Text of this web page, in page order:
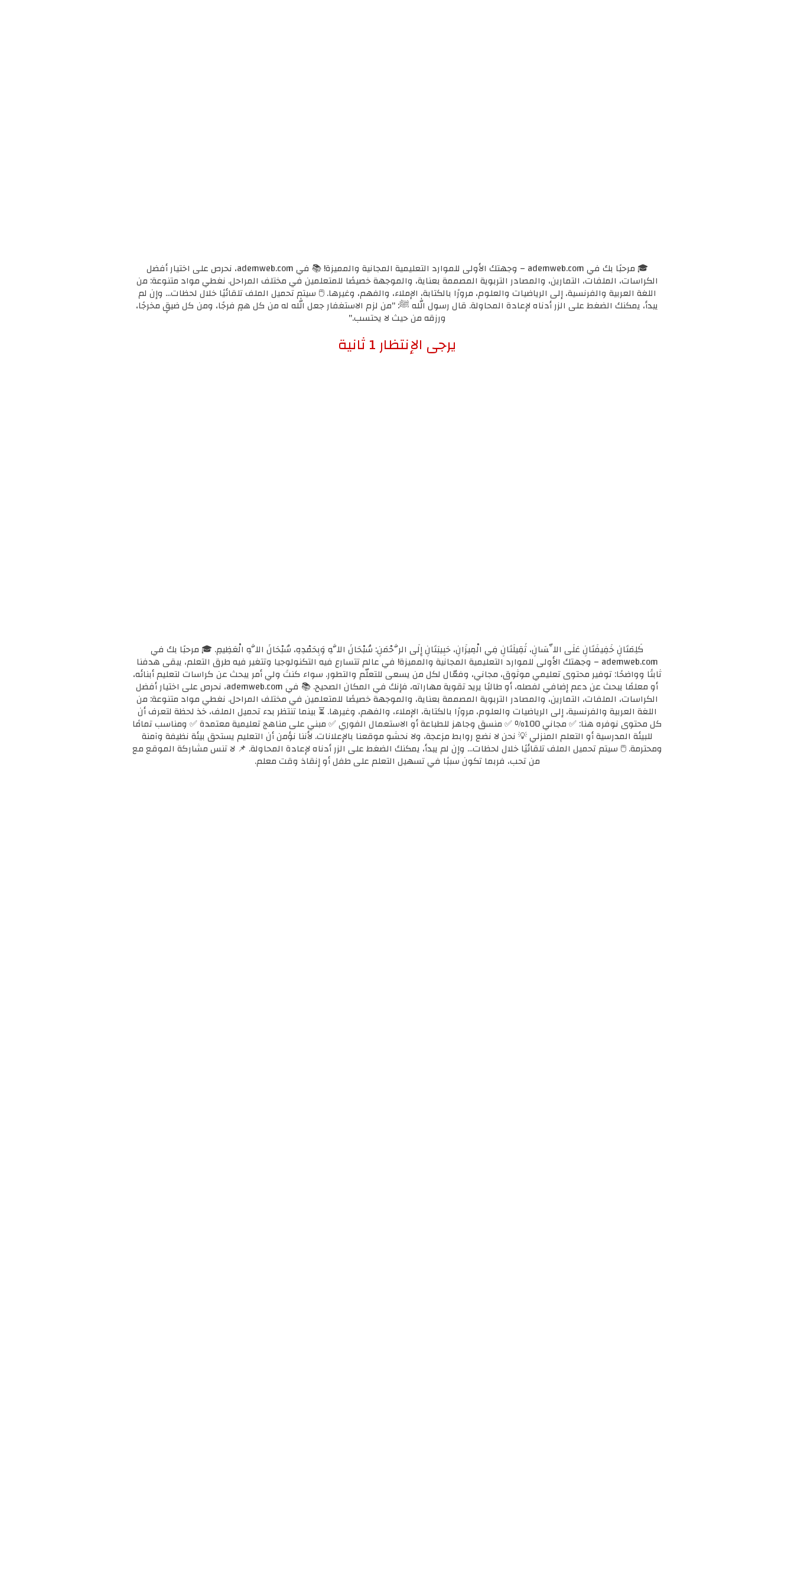
🎓 مرحبًا بك في ademweb.com – وجهتك الأولى للموارد التعليمية المجانية والمميزة! 📚 في ademweb.com، نحرص على اختيار أفضل
الكراسات، الملفات، التمارين، والمصادر التربوية المصممة بعناية، والموجهة خصيصًا للمتعلمين في مختلف المراحل. نغطي مواد متنوعة: من
اللغة العربية والفرنسية، إلى الرياضيات والعلوم، مرورًا بالكتابة، الإملاء، والفهم، وغيرها. 🖱️ سيتم تحميل الملف تلقائيًا خلال لحظات... وإن لم
يبدأ، يمكنك الضغط على الزر أدناه لإعادة المحاولة. قال رسول الله ﷺ: "من لزم الاستغفار جعل الله له من كل همٍ فرجًا، ومن كل ضيقٍ مخرجًا،
ورزقه من حيث لا يحتسب."
كَلِمَتَانِ خَفِيفَتَانِ عَلَى اللِّسَانِ، ثَقِيلَتَانِ فِي الْمِيزَانِ، حَبِيبَتَانِ إِلَى الرَّحْمَنِ: سُبْحَانَ اللَّهِ وَبِحَمْدِهِ، سُبْحَانَ اللَّهِ الْعَظِيمِ. 🎓 مرحبًا بك في
ademweb.com – وجهتك الأولى للموارد التعليمية المجانية والمميزة! في عالم تتسارع فيه التكنولوجيا وتتغير فيه طرق التعلم، يبقى هدفنا
ثابتًا وواضحًا: توفير محتوى تعليمي موثوق، مجاني، وفعّال لكل من يسعى للتعلّم والتطور. سواء كنتَ ولي أمر يبحث عن كراسات لتعليم أبنائه،
أو معلمًا يبحث عن دعم إضافي لفصله، أو طالبًا يريد تقوية مهاراته، فإنك في المكان الصحيح. 📚 في ademweb.com، نحرص على اختيار أفضل
الكراسات، الملفات، التمارين، والمصادر التربوية المصممة بعناية، والموجهة خصيصًا للمتعلمين في مختلف المراحل. نغطي مواد متنوعة: من
اللغة العربية والفرنسية، إلى الرياضيات والعلوم، مرورًا بالكتابة، الإملاء، والفهم، وغيرها. ⏳ بينما تنتظر بدء تحميل الملف، خذ لحظة لتعرف أن
كل محتوى نوفره هنا: ✅ مجاني 100٪ ✅ منسق وجاهز للطباعة أو الاستعمال الفوري ✅ مبني على مناهج تعليمية معتمدة ✅ ومناسب تمامًا
للبيئة المدرسية أو التعلم المنزلي 💡 نحن لا نضع روابط مزعجة، ولا نحشو موقعنا بالإعلانات. لأننا نؤمن أن التعليم يستحق بيئة نظيفة وآمنة
ومحترمة. 🖱️ سيتم تحميل الملف تلقائيًا خلال لحظات... وإن لم يبدأ، يمكنك الضغط على الزر أدناه لإعادة المحاولة. 📌 لا تنس مشاركة الموقع مع